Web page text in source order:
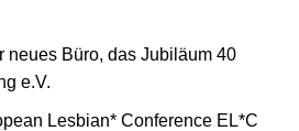
neues Büro, das Jubiläum 40
e.V.
Lesbian* Conference EL*C